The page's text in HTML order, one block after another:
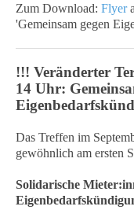
Zum Download: Flyer
'Gemeinsam gegen
!!! Veränderter
14 Uhr:
Das Treffen im
gewöhnlich am ersten
Solidarische